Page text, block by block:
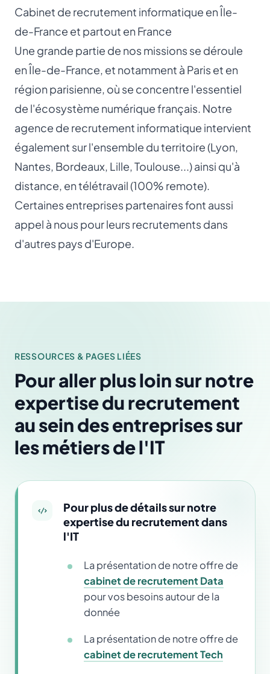
Cabinet de recrutement informatique en Île-
de-France et partout en France
Une grande partie de nos missions se déroule
en Île-de-France, et notamment à Paris et en
région parisienne, où se concentre l'essentiel
de l'écosystème numérique français. Notre
agence de recrutement informatique intervient
également sur l'ensemble du territoire (Lyon,
Nantes, Bordeaux, Lille, Toulouse...) ainsi qu'à
distance, en télétravail (100% remote).
Certaines entreprises partenaires font aussi
appel à nous pour leurs recrutements dans
d'autres pays d'Europe.
RESSOURCES & PAGES LIÉES
Pour aller plus loin sur notre
expertise du recrutement
au sein des entreprises sur
les métiers de l'IT
Pour plus de détails sur notre
expertise du recrutement dans
l'IT
La présentation de notre offre de
cabinet de recrutement Data
pour vos besoins autour de la
donnée
La présentation de notre offre de
cabinet de recrutement Tech